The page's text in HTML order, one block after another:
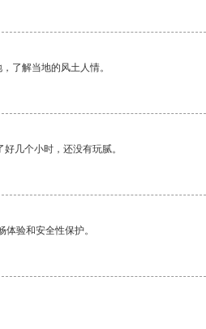
了解当地的风土人情。
几个小时，还没有玩腻。
验和安全性保护。